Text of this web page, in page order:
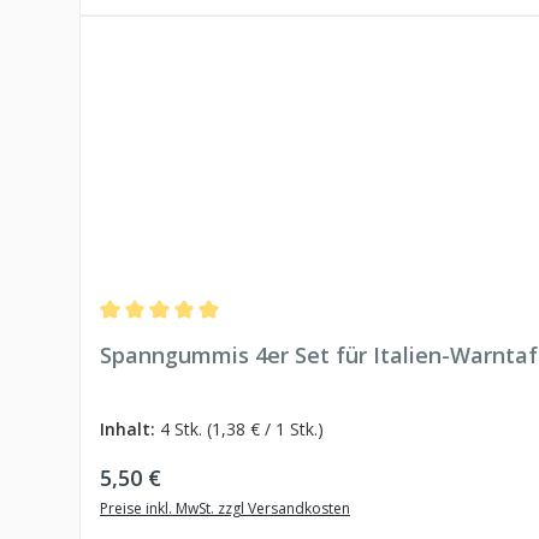
Spanngummis 4er Set für Italien-
Inhalt: 4 Stk. (1,38 € / 1 Stk.)
Regulärer Preis:
5,50 €
Preise inkl. MwSt. zzgl Versandkosten